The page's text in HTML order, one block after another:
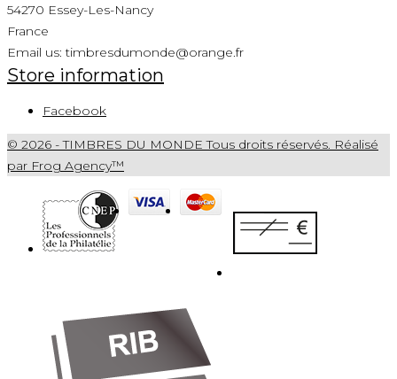
54270 Essey-Les-Nancy
France
Email us:timbresdumonde@orange.fr
Store information
Facebook
© 2026 - TIMBRES DU MONDE Tous droits réservés. Réalisé
par Frog Agency™